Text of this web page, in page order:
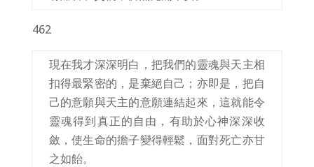
462
現在我才深深明白，把我們的靈魂與天主相
扣得最緊密的，是棄絕自己；亦即是，把自
己的意願與天主的意願連結起來，這就能令
靈魂得到真正的自由，有助於心神深深收
斂，使生命的擔子變得輕鬆，面對死亡亦甘
之如飴。